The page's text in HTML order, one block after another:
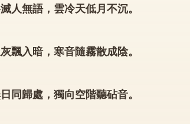
人無語，雲冷天低月不沉。
飄入暗，寒音隨霧散成陰。
同歸處，獨向空階聽砧音。